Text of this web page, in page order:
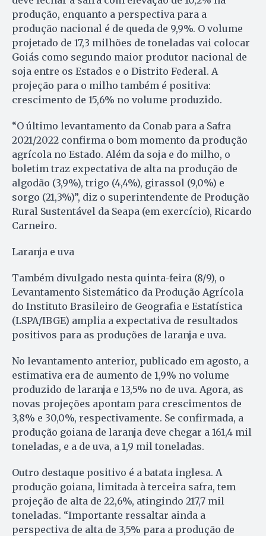
produção, enquanto a perspectiva para a
produção nacional é de queda de 9,9%. O volume
projetado de 17,3 milhões de toneladas vai colocar
Goiás como segundo maior produtor nacional de
soja entre os Estados e o Distrito Federal. A
projeção para o milho também é positiva:
crescimento de 15,6% no volume produzido.
“O último levantamento da Conab para a Safra
2021/2022 confirma o bom momento da produção
agrícola no Estado. Além da soja e do milho, o
boletim traz expectativa de alta na produção de
algodão (3,9%), trigo (4,4%), girassol (9,0%) e
sorgo (21,3%)”, diz o superintendente de Produção
Rural Sustentável da Seapa (em exercício), Ricardo
Carneiro.
Laranja e uva
Também divulgado nesta quinta-feira (8/9), o
Levantamento Sistemático da Produção Agrícola
do Instituto Brasileiro de Geografia e Estatística
(LSPA/IBGE) amplia a expectativa de resultados
positivos para as produções de laranja e uva.
No levantamento anterior, publicado em agosto, a
estimativa era de aumento de 1,9% no volume
produzido de laranja e 13,5% no de uva. Agora, as
novas projeções apontam para crescimentos de
3,8% e 30,0%, respectivamente. Se confirmada, a
produção goiana de laranja deve chegar a 161,4 mil
toneladas, e a de uva, a 1,9 mil toneladas.
Outro destaque positivo é a batata inglesa. A
produção goiana, limitada à terceira safra, tem
projeção de alta de 22,6%, atingindo 217,7 mil
toneladas. “Importante ressaltar ainda a
perspectiva de alta de 3,5% para a produção de